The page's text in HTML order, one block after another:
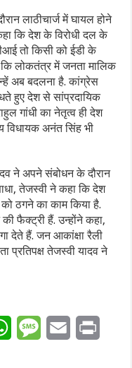
लाठीचार्ज में घायल होने
कि देश के विरोधी दल के
तो किसी को ईडी के
कि लोकतंत्र में जनता मालिक
अब बदलना है. कांग्रेस
हुए देश से सांप्रदायिक
गांधी का नेतृत्व ही देश
विधायक अनंत सिंह भी
ने अपने संबोधन के दौरान
तेजस्वी ने कहा कि देश
ठगने का काम किया है.
फैक्ट्री हैं. उन्होंने कहा,
देते हैं. जन आकांक्षा रैली
प्रतिपक्ष तेजस्वी यादव ने
WhatsAppMessageEmail